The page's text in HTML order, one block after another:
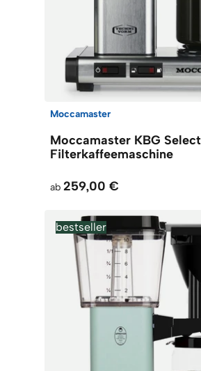
Moccamaster
Moccamaster KBG Select
Filterkaffeemaschine
ab 259,00 €
bestseller